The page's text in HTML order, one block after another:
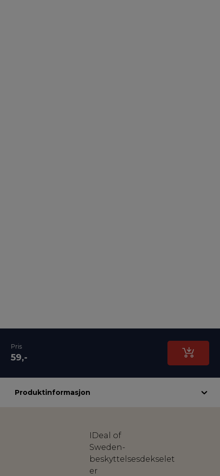
Pris
59,-
Produktinformasjon
IDeal of
Sweden-
beskyttelsesdekselet
er